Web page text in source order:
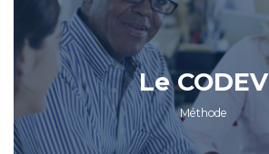
Le CODEV
Méthode